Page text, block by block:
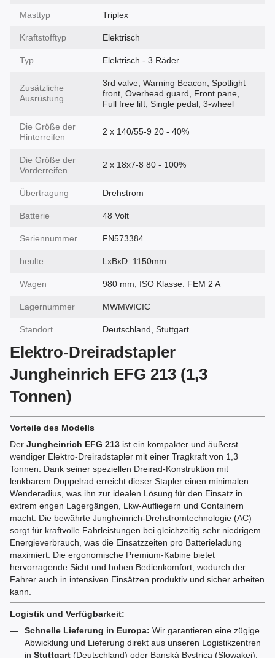
Masttyp Triplex
Kraftstofftyp Elektrisch
Typ Elektrisch - 3 Räder
Zusätzliche
Ausrüstung
3rd valve, Warning Beacon, Spotlight
front, Overhead guard, Front pane,
Full free lift, Single pedal, 3-wheel
Die Größe der
Hinterreifen
2 x 140/55-9 20 - 40%
Die Größe der
Vorderreifen
2 x 18x7-8 80 - 100%
Übertragung Drehstrom
Batterie 48 Volt
Seriennummer FN573384
heulte LxBxD: 1150mm
Wagen 980 mm, ISO Klasse: FEM 2 A
Lagernummer MWMWICIC
Standort Deutschland, Stuttgart
Elektro-Dreiradstapler
Jungheinrich EFG 213 (1,3
Tonnen)
Vorteile des Modells
Der Jungheinrich EFG 213 ist ein kompakter und äußerst
wendiger Elektro-Dreiradstapler mit einer Tragkraft von 1,3
Tonnen. Dank seiner speziellen Dreirad-Konstruktion mit
lenkbarem Doppelrad erreicht dieser Stapler einen minimalen
Wenderadius, was ihn zur idealen Lösung für den Einsatz in
extrem engen Lagergängen, Lkw-Aufliegern und Containern
macht. Die bewährte Jungheinrich-Drehstromtechnologie (AC)
sorgt für kraftvolle Fahrleistungen bei gleichzeitig sehr niedrigem
Energieverbrauch, was die Einsatzzeiten pro Batterieladung
maximiert. Die ergonomische Premium-Kabine bietet
hervorragende Sicht und hohen Bedienkomfort, wodurch der
Fahrer auch in intensiven Einsätzen produktiv und sicher arbeiten
kann.
Logistik und Verfügbarkeit:
Schnelle Lieferung in Europa: Wir garantieren eine zügige
Abwicklung und Lieferung direkt aus unseren Logistikzentren
in Stuttgart (Deutschland) oder Banská Bystrica (Slowakei).